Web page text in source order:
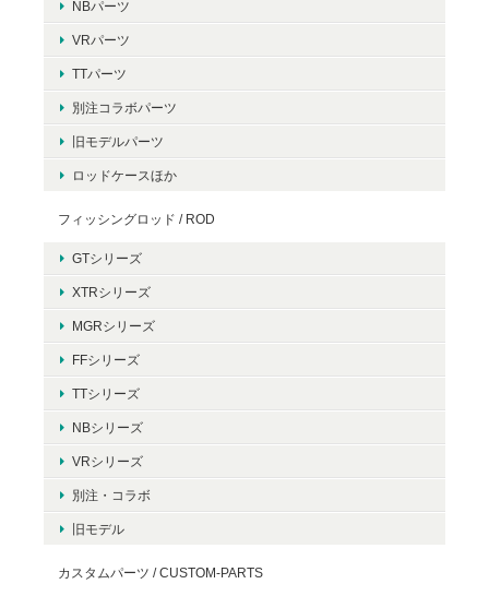
NBパーツ
VRパーツ
TTパーツ
別注コラボパーツ
旧モデルパーツ
ロッドケースほか
フィッシングロッド / ROD
GTシリーズ
XTRシリーズ
MGRシリーズ
FFシリーズ
TTシリーズ
NBシリーズ
VRシリーズ
別注・コラボ
旧モデル
カスタムパーツ / CUSTOM-PARTS